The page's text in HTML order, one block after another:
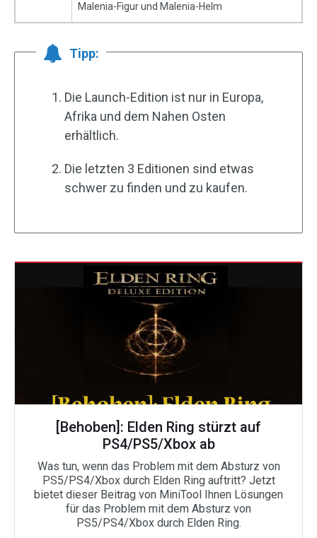
Malenia-Figur und Malenia-Helm
Tipp:
Die Launch-Edition ist nur in Europa,
Afrika und dem Nahen Osten
erhältlich.
Die letzten 3 Editionen sind etwas
schwer zu finden und zu kaufen.
[Behoben]: Elden Ring stürzt auf
PS4/PS5/Xbox ab
Was tun, wenn das Problem mit dem Absturz von
PS5/PS4/Xbox durch Elden Ring auftritt? Jetzt
bietet dieser Beitrag von MiniTool Ihnen Lösungen
für das Problem mit dem Absturz von
PS5/PS4/Xbox durch Elden Ring.